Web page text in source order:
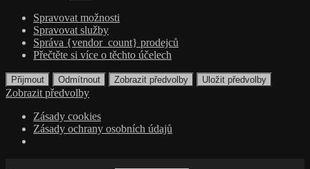
Spravovat možnosti
Spravovat služby
Správa {vendor_count} prodejců
Přečtěte si více o těchto účelech
Přijmout Odmítnout Zobrazit předvolby Uložit předvolby
Zobrazit předvolby
Zásady cookies
Zásady ochrany osobních údajů